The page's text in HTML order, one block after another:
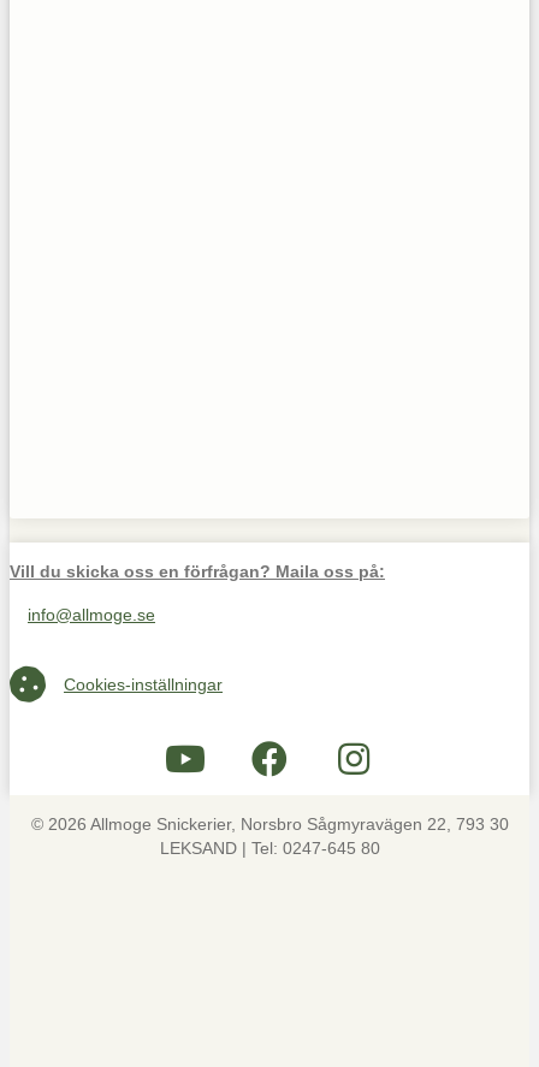
Vill du skicka oss en förfrågan? Maila oss på:
Maila oss på info@allmoge.se
info@allmoge.se
Cookies-inställningar
Cookies-inställningar
© 2026 Allmoge Snickerier, Norsbro Sågmyravägen 22, 793 30
LEKSAND | Tel: 0247-645 80